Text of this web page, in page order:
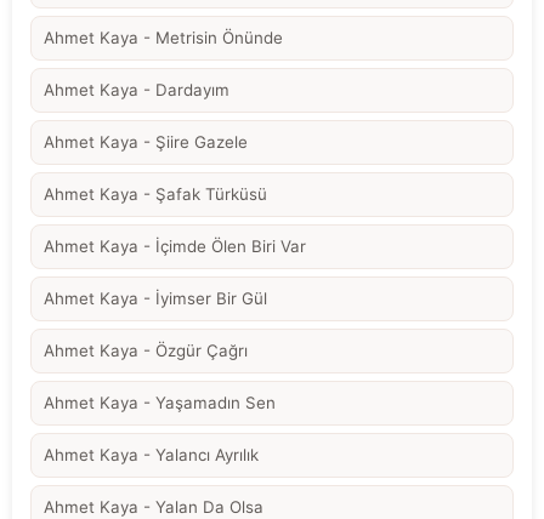
Ahmet Kaya - Metrisin Önünde
Ahmet Kaya - Dardayım
Ahmet Kaya - Şiire Gazele
Ahmet Kaya - Şafak Türküsü
Ahmet Kaya - İçimde Ölen Biri Var
Ahmet Kaya - İyimser Bir Gül
Ahmet Kaya - Özgür Çağrı
Ahmet Kaya - Yaşamadın Sen
Ahmet Kaya - Yalancı Ayrılık
Ahmet Kaya - Yalan Da Olsa